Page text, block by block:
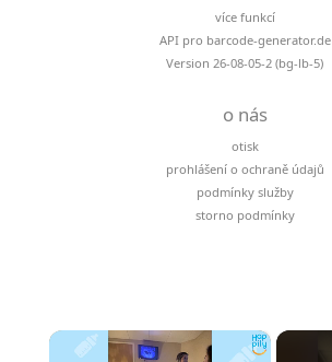
více funkcí
API pro barcode-generator.de
Version 26-08-05-2 (bg-lb-5)
o nás
otisk
prohlášení o ochraně údajů
podmínky služby
storno podmínky
×